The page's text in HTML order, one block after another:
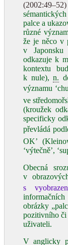
(2002:49–52)
palce a
různé
že je něco v
v Japonsku
odkazuje k
kontextu
k nule),n.
významu
ve
(kroužek
specificky
převládá
OK’
‘výtečně’,
Obecná
v
s
obrázky
pozitivního či
uživateli.
V anglicky